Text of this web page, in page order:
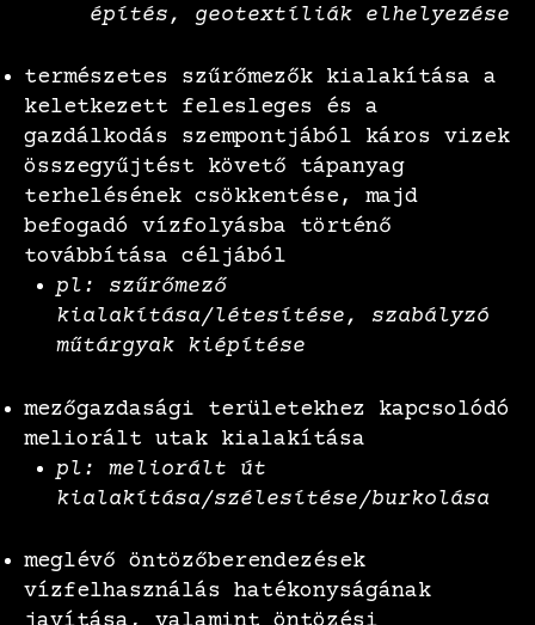
építés, geotextíliák elhelyezése
természetes szűrőmezők kialakítása a
keletkezett felesleges és a
gazdálkodás szempontjából káros vizek
összegyűjtést követő tápanyag
terhelésének csökkentése, majd
befogadó vízfolyásba történő
továbbítása céljából
pl: szűrőmező
kialakítása/létesítése, szabályzó
műtárgyak kiépítése
mezőgazdasági területekhez kapcsolódó
meliorált utak kialakítása
pl: meliorált út
kialakítása/szélesítése/burkolása
meglévő öntözőberendezések
vízfelhasználás hatékonyságának